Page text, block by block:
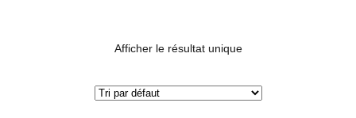
Afficher le résultat unique